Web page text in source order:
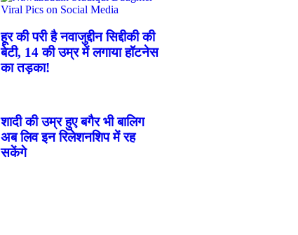
हूर की परी है नवाजुद्दीन सिद्दीकी की
बेटी, 14 की उम्र में लगाया हॉटनेस
का तड़का!
शादी की उम्र हुए बगैर भी बालिग
अब लिव इन रिलेशनशिप में रह
सकेंगे